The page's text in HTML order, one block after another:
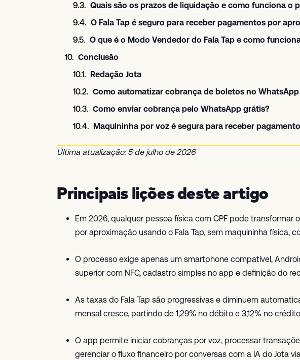
Quais são os prazos de liquidação e como funciona o
O Fala Tap é seguro para receber pagamentos por
O que é o Modo Vendedor do Fala Tap e como
Conclusão
Redação Jota
Como automatizar cobrança de boletos no WhatsApp
Como enviar cobrança pelo WhatsApp grátis?
Maquininha por voz é segura para receber
Última atualização: 5 de julho de 2026
Principais lições deste artigo
Em 2026, qualquer pessoa física com CPF pode transformar
por aproximação usando o Fala Tap, sem maquininha física,
O processo exige apenas um smartphone compatível,
superior com NFC, cadastro simples no app e definição do
As taxas do Fala Tap são progressivas e diminuem
mensal cresce, partindo de 1,29% no débito e 3,12% no
O app permite iniciar cobranças por voz, processar
gerenciar o fluxo financeiro por conversas com a IA do Jota